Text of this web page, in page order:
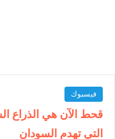
فيسبوك
قحط الآن هي الذراع
التي تهدم السودان